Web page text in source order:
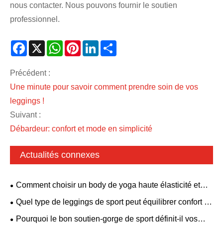
nous contacter. Nous pouvons fournir le soutien
professionnel.
Facebook
X WhatsAppPinterestLinkedIn
Précédent :
Une minute pour savoir comment prendre soin de vos
leggings !
Suivant :
Débardeur: confort et mode en simplicité
Actualités connexes
Comment choisir un body de yoga haute élasticité et
respirant ? Un style dos nu avec soutien-gorge rembourré
Quel type de leggings de sport peut équilibrer confort et
esthétique ?
Pourquoi le bon soutien-gorge de sport définit-il vos